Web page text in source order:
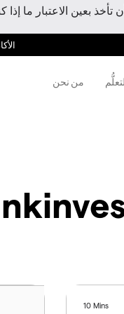
بعين الاعتبار ما
من نحن
10 Mins